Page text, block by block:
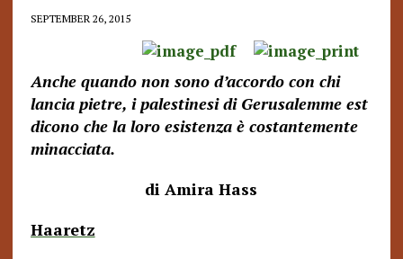
SEPTEMBER 26, 2015
Anche quando non sono d’accordo con chi
lancia pietre, i palestinesi di Gerusalemme est
dicono che la loro esistenza è costantemente
minacciata.
di Amira Hass
Haaretz